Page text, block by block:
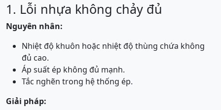
1. Lỗi nhựa không chảy đủ
Nguyên nhân:
Nhiệt độ khuôn hoặc nhiệt độ thùng chứa không
đủ cao.
Áp suất ép không đủ mạnh.
Tắc nghẽn trong hệ thống ép.
Giải pháp: